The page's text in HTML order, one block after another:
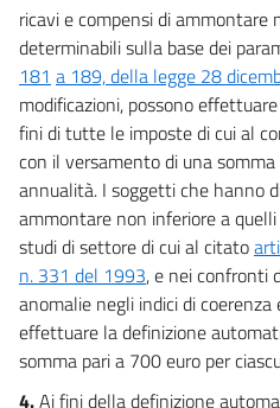
56
57
58
59
CAPO
FINANZIAMENTI
60
61
62
63
64
65
ricavi e compensi di ammontare
determinabili sulla base dei
181 a 189, della legge 28
modificazioni, possono
fini di tutte le imposte di cui al
con il versamento di una
annualità. I soggetti che hanno
ammontare non inferiore a
studi di settore di cui al citato
n. 331 del 1993, e nei confronti
anomalie negli indici di coerenza
effettuare la definizione
somma pari a 700 euro per
4.Ai fini della definizione